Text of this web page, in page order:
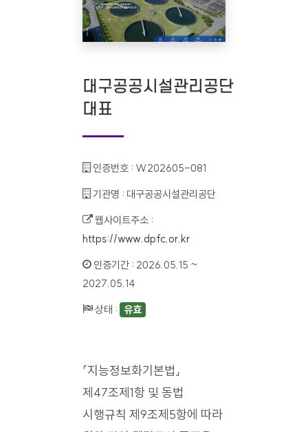
대구공공시설관리공단
대표
인증번호 : W202605-081
기관명 : 대구공공시설관리공단
웹사이트주소 :
https://www.dpfc.or.kr
인증기간 : 2026.05.15 ~
2027.05.14
상태 : 유효
「지능정보화기본법」
제47조제1항 및 동법
시행규칙 제9조제5항에 따라